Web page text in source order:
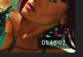
01:46:02